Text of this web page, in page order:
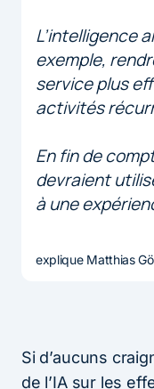
L’intelligence
exemple,
service plus
activités
En fin de
devraient
à une
explique Matthias
Si d’aucuns
de l’IA sur les